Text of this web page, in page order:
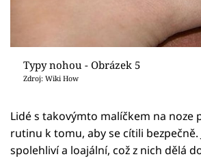
Typy nohou - Obrázek 5
Zdroj: Wiki How
Lidé s takovýmto malíčkem na noze
rutinu k tomu, aby se cítili bezpečně.
spolehliví a loajální, což z nich dělá